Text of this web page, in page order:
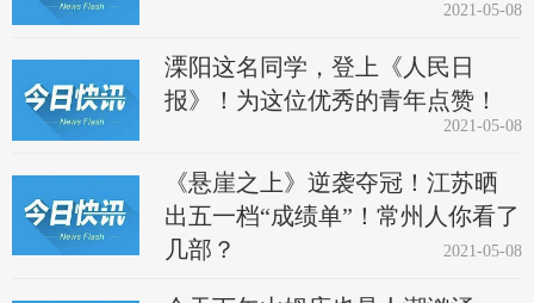
2021-05-08
溧阳这名同学，登上《人民日
报》！为这位优秀的青年点赞！
2021-05-08
《悬崖之上》逆袭夺冠！江苏晒
出五一档“成绩单”！常州人你看了
几部？
2021-05-08